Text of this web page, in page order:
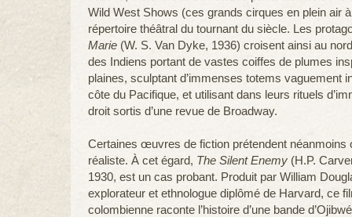
Wild West Shows (ces grands cirques en plein air
répertoire théâtral du tournant du siècle. Les
Marie (W. S. Van Dyke, 1936) croisent ainsi au
des Indiens portant de vastes coiffes de plumes
plaines, sculptant d’immenses totems vaguement
côte du Pacifique, et utilisant dans leurs rituels
droit sortis d’une revue de Broadway.
Certaines œuvres de fiction prétendent néanmoins
réaliste. À cet égard, The Silent Enemy (H.P.
1930, est un cas probant. Produit par William
explorateur et ethnologue diplômé de Harvard, ce
colombienne raconte l’histoire d’une bande